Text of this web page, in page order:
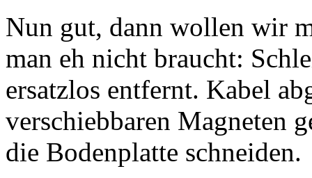
Nun gut, dann wollen wir
man eh nicht braucht:
ersatzlos entfernt. Kabel
verschiebbaren Magneten
die Bodenplatte schneiden.